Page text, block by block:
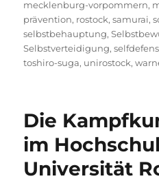
mecklenburg-vorpommern,
prävention, rostock,samurai,
selbstbehauptung,
Selbstverteidigung,
toshiro-suga, unirostock,
Die
im
Universität